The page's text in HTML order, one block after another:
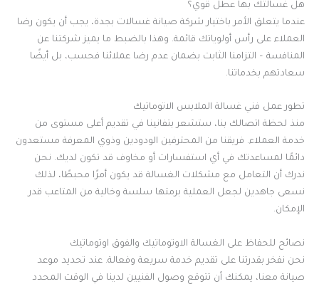
هل غسالتك بها عطل قوي؟
عندما يتعلق الأمر باختيار شركة صيانة غسالات بجدة، يجب أن يكون رضا
العملاء على رأس أولوياتك قائمة. وهذا بالضبط ما يميز شركتنا عن
المنافسة – التزامنا الثابت بضمان عدم رضا عملائنا فحسب، بل أيضًا
سعادتهم بخدماتنا.
تطور عمل فني غسالة الملابس الاتوماتيك
منذ لحظة اتصالك بنا، ستشعر بتفانينا في تقديم أعلى مستوى من
خدمة العملاء. فريقنا من المحترفين الودودين وذوي المعرفة مستعدون
دائمًا لمساعدتك في أي استفسارات أو مخاوف قد تكون لديك. نحن
ندرك أن التعامل مع مشكلات الغسالة قد يكون أمرًا محبطًا، لذلك
نسعى جاهدين لجعل العملية برمتها سلسة وخالية من المتاعب قدر
الإمكان.
نصائح للحفاظ على الغسالة الاوتوماتيك والفوق اوتوماتيك
نحن نفخر بقدرتنا على تقديم خدمة سريعة وفعالة. عند تحديد موعد
صيانة معنا، يمكنك أن تتوقع وصول الفنيين لدينا في الوقت المحدد